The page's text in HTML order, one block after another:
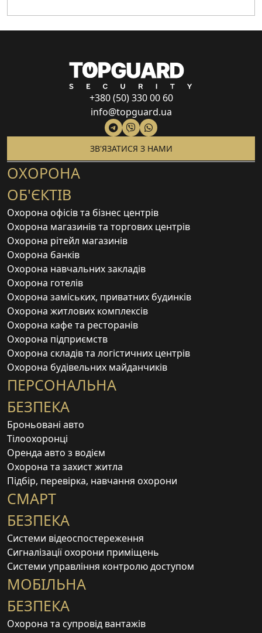
ОХОРОНА
ОБ'ЄКТІВ
Охорона офісів та бізнес центрів
Охорона магазинів та торгових центрів
Охорона рітейл магазинів
Охорона банків
Охорона навчальних закладів
Охорона готелів
Охорона заміських, приватних будинків
Охорона житлових комплексів
Охорона кафе та ресторанів
Охорона підприємств
Охорона складів та логістичних центрів
Охорона будівельних майданчиків
ПЕРСОНАЛЬНА
БЕЗПЕКА
Броньовані авто
Тілоохоронці
Оренда авто з водієм
Охорона та захист житла
Підбір, перевірка, навчання охорони
СМАРТ
БЕЗПЕКА
Системи відеоспостереження
Сигналізації охорони приміщень
Системи управління контролю доступом
МОБІЛЬНА
БЕЗПЕКА
Охорона та супровід вантажів
+380 (50) 330 00 60
info@topguard.ua
ЗВ'ЯЗАТИСЯ З НАМИ